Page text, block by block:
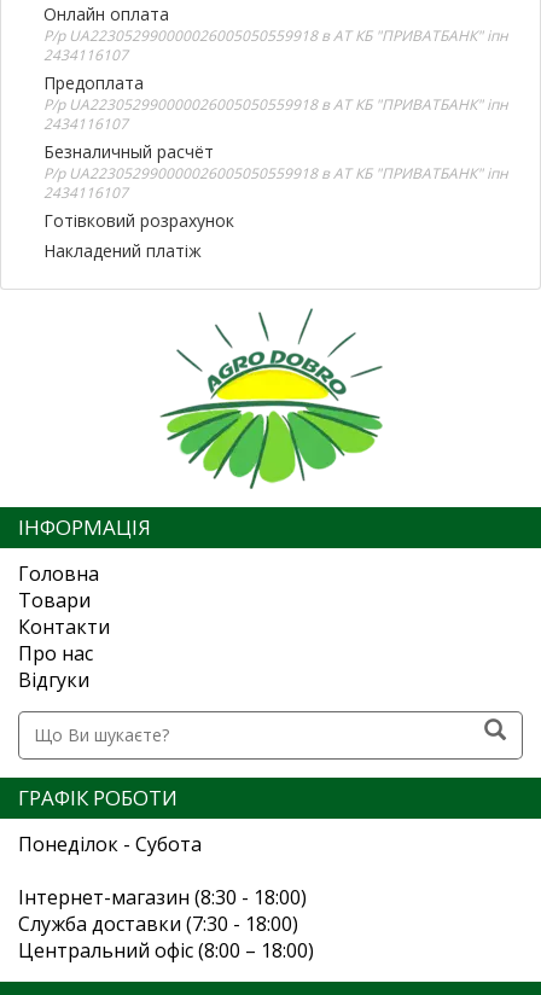
Онлайн оплата
Р/р UA223052990000026005050559918 в АТ КБ "ПРИВАТБАНК" іпн
2434116107
Предоплата
Р/р UA223052990000026005050559918 в АТ КБ "ПРИВАТБАНК" іпн
2434116107
Безналичный расчёт
Р/р UA223052990000026005050559918 в АТ КБ "ПРИВАТБАНК" іпн
2434116107
Готівковий розрахунок
Накладений платіж
ІНФОРМАЦІЯ
Головна
Товари
Контакти
Про нас
Відгуки
ГРАФІК РОБОТИ
Понеділок - Субота
Інтернет-магазин (8:30 - 18:00)
Служба доставки (7:30 - 18:00)
Центральний офіс (8:00 – 18:00)